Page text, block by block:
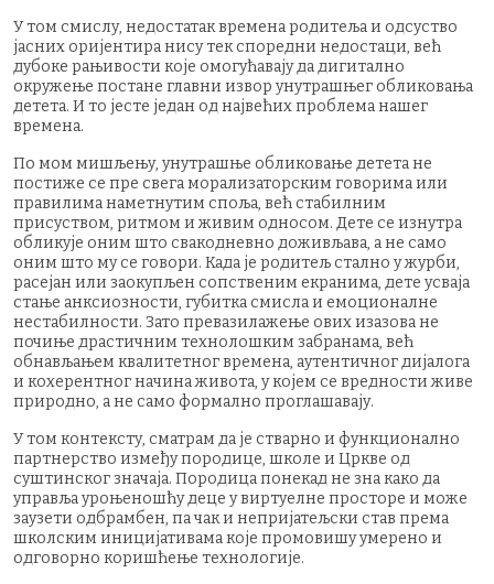
У том смислу, недостатак времена родитеља и одсуство
јасних оријентира нису тек споредни недостаци, већ
дубоке рањивости које омогућавају да дигитално
окружење постане главни извор унутрашњег обликовања
детета. И то јесте један од највећих проблема нашег
времена.
По мом мишљењу, унутрашње обликовање детета не
постиже се пре свега морализаторским говорима или
правилима наметнутим споља, већ стабилним
присуством, ритмом и живим односом. Дете се изнутра
обликује оним што свакодневно доживљава, а не само
оним што му се говори. Када је родитељ стално у журби,
расејан или заокупљен сопственим екранима, дете усваја
стање анксиозности, губитка смисла и емоционалне
нестабилности. Зато превазилажење ових изазова не
почиње драстичним технолошким забранама, већ
обнављањем квалитетног времена, аутентичног дијалога
и кохерентног начина живота, у којем се вредности живе
природно, а не само формално проглашавају.
У том контексту, сматрам да је стварно и функционално
партнерство између породице, школе и Цркве од
суштинског значаја. Породица понекад не зна како да
управља уроњеношћу деце у виртуелне просторе и може
заузети одбрамбен, па чак и непријатељски став према
школским иницијативама које промовишу умерено и
одговорно коришћење технологије.